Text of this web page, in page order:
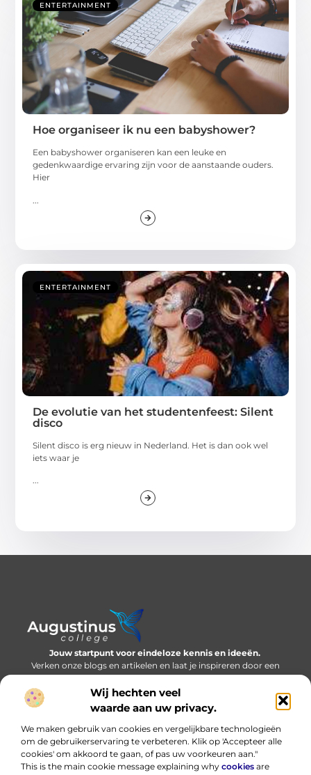
Wij hechten veel
waarde aan uw privacy.
We maken gebruik van cookies en vergelijkbare technologieën
om de gebruikerservaring te verbeteren. Klik op 'Accepteer alle
cookies' om akkoord te gaan, of pas uw voorkeuren aan."
This is the main cookie message explaining why cookies are
ENTERTAINMENT
Hoe organiseer ik nu een babyshower?
Een babyshower organiseren kan een leuke en
gedenkwaardige ervaring zijn voor de aanstaande ouders.
Hier
ENTERTAINMENT
De evolutie van het studentenfeest: Silent
disco
Silent disco is erg nieuw in Nederland. Het is dan ook wel
iets waar je
Jouw startpunt voor eindeloze kennis en ideeën.
Verken onze blogs en artikelen en laat je inspireren door een
wereld vol inzichten.
Bericht categorie
Onze informatie